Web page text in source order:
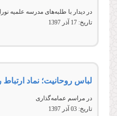
در دیدار با طلبه‌های مدرسه علمیه
تاریخ: 17 آذر 1397
در مراسم عمامه‌گذاری
تاریخ: 03 آذر 1397